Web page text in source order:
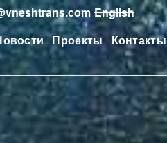
English
Проекты Контакты